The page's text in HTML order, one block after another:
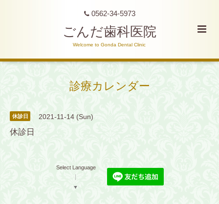
0562-34-5973
ごんだ歯科医院
Welcome to Gonda Dental Clinic
診療カレンダー
休診日 2021-11-14 (Sun)
休診日
Select Language
▼